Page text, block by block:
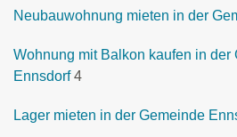
Neubauwohnung mieten in der
Wohnung mit Balkon kaufen in der
Ennsdorf 4
Lager mieten in der Gemeinde